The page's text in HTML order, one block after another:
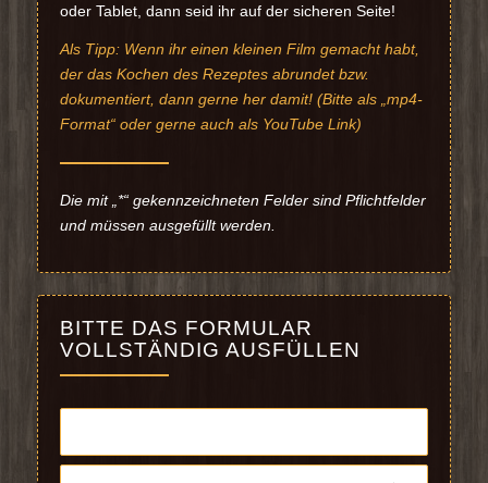
oder Tablet, dann seid ihr auf der sicheren Seite!
Als Tipp: Wenn ihr einen kleinen Film gemacht habt,
der das Kochen des Rezeptes abrundet bzw.
dokumentiert, dann gerne her damit! (Bitte als „mp4-
Format“ oder gerne auch als YouTube Link)
Die mit „*“ gekennzeichneten Felder sind Pflichtfelder
und müssen ausgefüllt werden.
BITTE DAS FORMULAR
VOLLSTÄNDIG AUSFÜLLEN